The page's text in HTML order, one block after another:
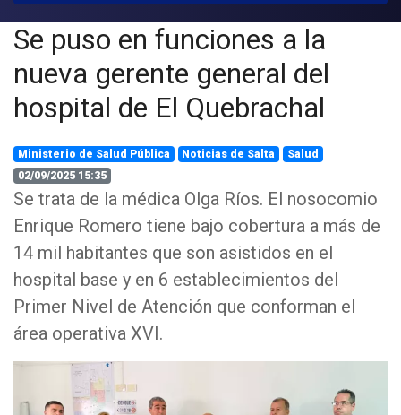
Se puso en funciones a la
nueva gerente general del
hospital de El Quebrachal
Ministerio de Salud Pública Noticias de Salta
Salud
02/09/2025 15:35
Se trata de la médica Olga Ríos. El nosocomio
Enrique Romero tiene bajo cobertura a más de
14 mil habitantes que son asistidos en el
hospital base y en 6 establecimientos del
Primer Nivel de Atención que conforman el
área operativa XVI.